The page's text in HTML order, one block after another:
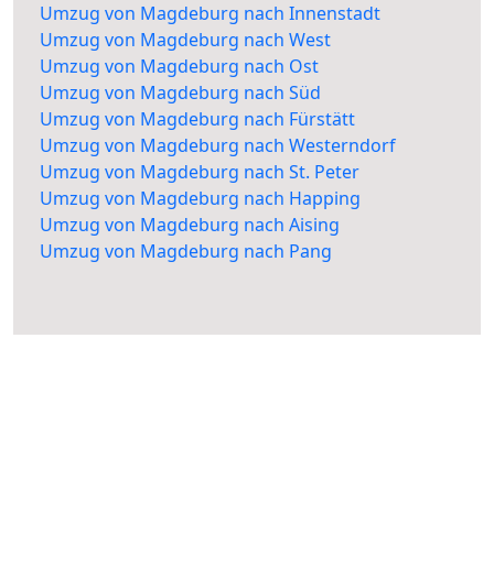
Umzug von Magdeburg nach Innenstadt
Umzug von Magdeburg nach West
Umzug von Magdeburg nach Ost
Umzug von Magdeburg nach Süd
Umzug von Magdeburg nach Fürstätt
Umzug von Magdeburg nach Westerndorf
Umzug von Magdeburg nach St. Peter
Umzug von Magdeburg nach Happing
Umzug von Magdeburg nach Aising
Umzug von Magdeburg nach Pang